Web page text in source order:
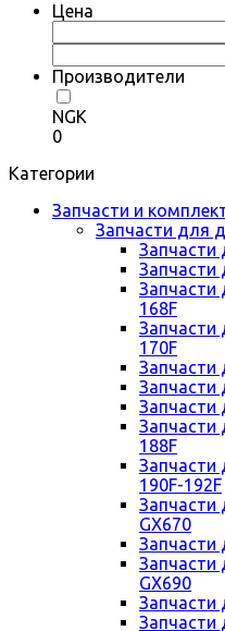
Цена
Производители
NGK
0
Категории
Запчасти и
Запчасти для
Запчасти
Запчасти
Запчасти
168F
Запчасти
170F
Запчасти
Запчасти
Запчасти
Запчасти
188F
Запчасти
190F-192F
Запчасти
GX670
Запчасти
Запчасти
GX690
Запчасти
Запчасти